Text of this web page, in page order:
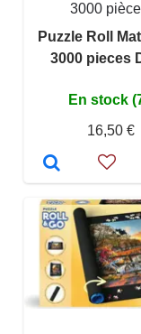
3000
Puzzle Roll
3000 pieces
En stock
16,50 €